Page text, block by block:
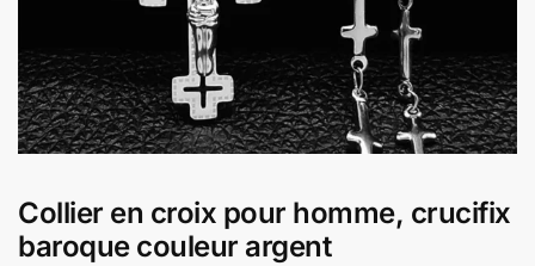
Collier en croix pour homme, crucifix
baroque couleur argent